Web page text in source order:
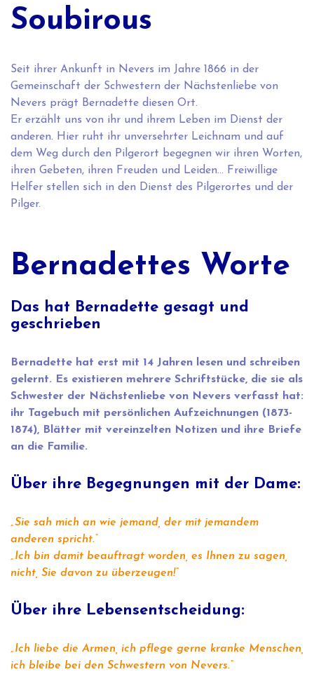
Soubirous
Seit ihrer Ankunft in Nevers im Jahre 1866 in der
Gemeinschaft der Schwestern der Nächstenliebe von
Nevers prägt Bernadette diesen Ort.
Er erzählt uns von ihr und ihrem Leben im Dienst der
anderen. Hier ruht ihr unversehrter Leichnam und auf
dem Weg durch den Pilgerort begegnen wir ihren Worten,
ihren Gebeten, ihren Freuden und Leiden… Freiwillige
Helfer stellen sich in den Dienst des Pilgerortes und der
Pilger.
Bernadettes Worte
Das hat Bernadette gesagt und
geschrieben
Bernadette hat erst mit 14 Jahren lesen und schreiben
gelernt. Es existieren mehrere Schriftstücke, die sie als
Schwester der Nächstenliebe von Nevers verfasst hat:
ihr Tagebuch mit persönlichen Aufzeichnungen (1873-
1874), Blätter mit vereinzelten Notizen und ihre Briefe
an die Familie.
Über ihre Begegnungen mit der Dame:
„Sie sah mich an wie jemand, der mit jemandem
anderen spricht.“
„Ich bin damit beauftragt worden, es Ihnen zu sagen,
nicht, Sie davon zu überzeugen!“
Über ihre Lebensentscheidung:
„Ich liebe die Armen, ich pflege gerne kranke Menschen,
ich bleibe bei den Schwestern von Nevers.“